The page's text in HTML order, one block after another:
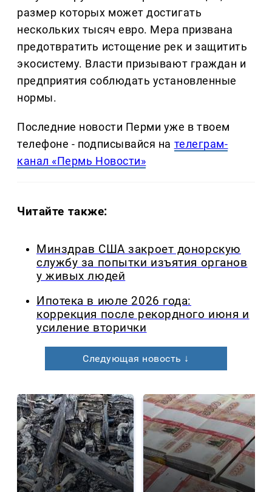
размер которых может достигать
нескольких тысяч евро. Мера призвана
предотвратить истощение рек и защитить
экосистему. Власти призывают граждан и
предприятия соблюдать установленные
нормы.
Последние новости Перми уже в твоем
телефоне - подписывайся на телеграм-
канал «Пермь Новости»
Читайте также:
Минздрав США закроет донорскую
службу за попытки изъятия органов
у живых людей
Ипотека в июле 2026 года:
коррекция после рекордного июня и
усиление вторички
Следующая новость ↓